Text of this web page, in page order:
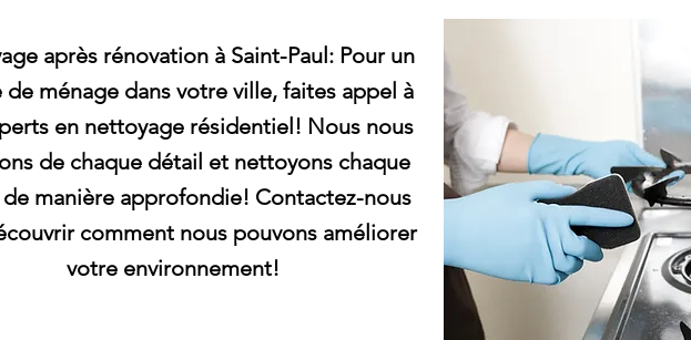
après rénovation à Saint-Paul: Pour un
de ménage dans votre ville, faites appel à
en nettoyage résidentiel! Nous nous
de chaque détail et nettoyons chaque
manière approfondie! Contactez-nous
comment nous pouvons améliorer
votre environnement!